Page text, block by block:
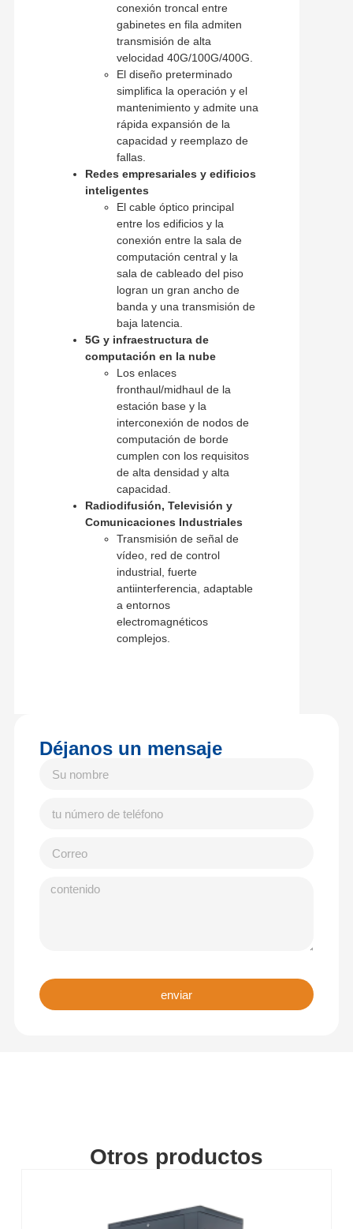
conexión troncal entre
gabinetes en fila admiten
transmisión de alta
velocidad 40G/100G/400G.
El diseño preterminado
simplifica la operación y el
mantenimiento y admite una
rápida expansión de la
capacidad y reemplazo de
fallas.
Redes empresariales y edificios
inteligentes
El cable óptico principal
entre los edificios y la
conexión entre la sala de
computación central y la
sala de cableado del piso
logran un gran ancho de
banda y una transmisión de
baja latencia.
5G y infraestructura de
computación en la nube
Los enlaces
fronthaul/midhaul de la
estación base y la
interconexión de nodos de
computación de borde
cumplen con los requisitos
de alta densidad y alta
capacidad.
Radiodifusión, Televisión y
Comunicaciones Industriales
Transmisión de señal de
vídeo, red de control
industrial, fuerte
antiinterferencia, adaptable
a entornos
electromagnéticos
complejos.
Déjanos un mensaje
enviar
Otros productos